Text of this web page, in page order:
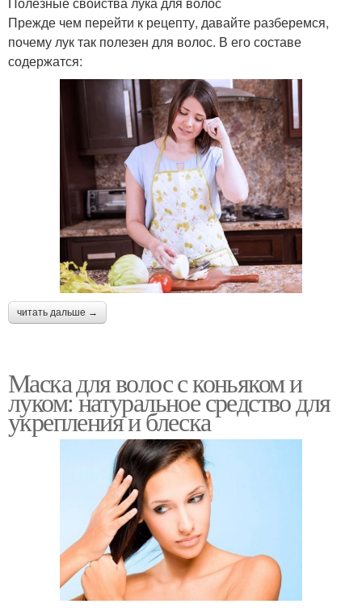
Прежде чем перейти к рецепту, давайте разберемся,
почему лук так полезен для волос. В его составе
содержатся:
читать дальше →
Маска для волос с коньяком и
луком: натуральное средство для
укрепления и блеска